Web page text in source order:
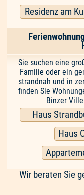
Residenz am
Sie suchen eine
Familie oder ein
strandnah und in
finden Sie
Binzer
Haus
Haus
Wir beraten Sie